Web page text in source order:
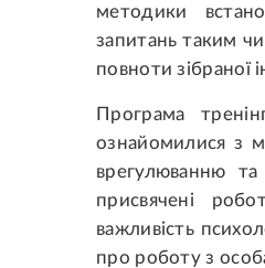
методики
запитань таким
повноти зібраної
Програма
ознайомилися з
врегулюванню та
присвячені
важливість
про роботу з